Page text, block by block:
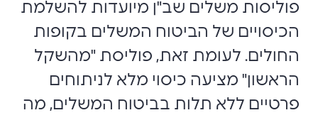
פוליסות משלים שב"ן מיועדות להשלמת
הכיסויים של הביטוח המשלים בקופות
החולים. לעומת זאת, פוליסת "מהשקל
הראשון" מציעה כיסוי מלא לניתוחים
פרטיים ללא תלות בביטוח המשלים, מה